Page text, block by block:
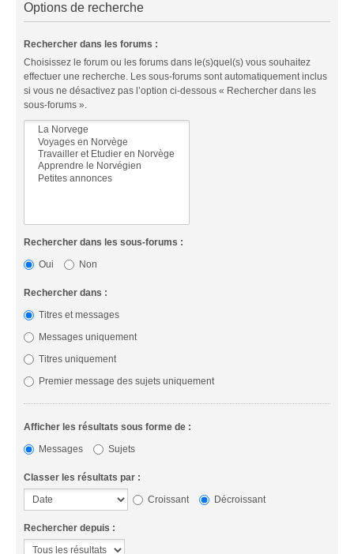
Options de recherche
Rechercher dans les forums :
Choisissez le forum ou les forums dans le(s)quel(s) vous souhaitez
effectuer une recherche. Les sous-forums sont automatiquement inclus
si vous ne désactivez pas l’option ci-dessous « Rechercher dans les
sous-forums ».
Rechercher dans les sous-forums :
Oui
Non
Rechercher dans :
Titres et messages
Messages uniquement
Titres uniquement
Premier message des sujets uniquement
Afficher les résultats sous forme de :
Messages
Sujets
Classer les résultats par :
Croissant
Décroissant
Rechercher depuis :